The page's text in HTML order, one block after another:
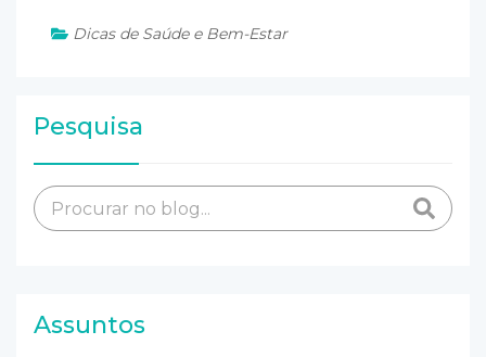
Dicas de Saúde e Bem-Estar
Pesquisa
Assuntos